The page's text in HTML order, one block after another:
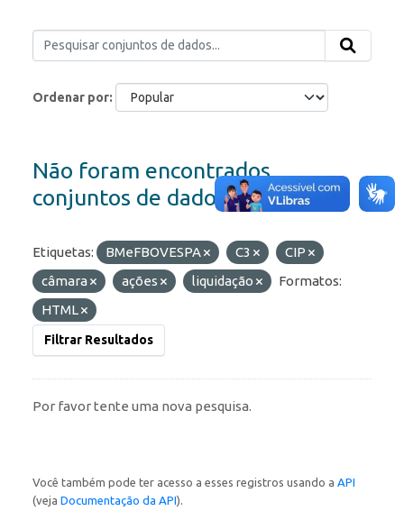
Ordenar por
Não foram encontrados
conjuntos de dados
Etiquetas: BMeFBOVESPA C3
CIP
câmara
ações liquidação
Formatos:
HTML
Filtrar Resultados
Por favor tente uma nova pesquisa.
Você também pode ter acesso a esses registros usando a API
(veja Documentação da API).